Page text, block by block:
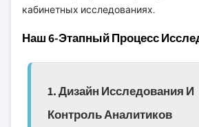
кабинетных исследованиях.
Наш 6-Этапный Процесс
1. Дизайн Исследования И
Контроль Аналитиков